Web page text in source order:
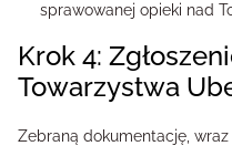
sprawowanej opieki nad
Krok 4: Zgłoszenie roszczenia do
Towarzystwa
Zebraną dokumentację,